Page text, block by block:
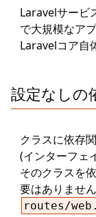
Laravelサービ
で大規模なア
Laravelコア自
設定なしの
クラスに依存
(インターフェ
そのクラスを
要はありませ
routes/